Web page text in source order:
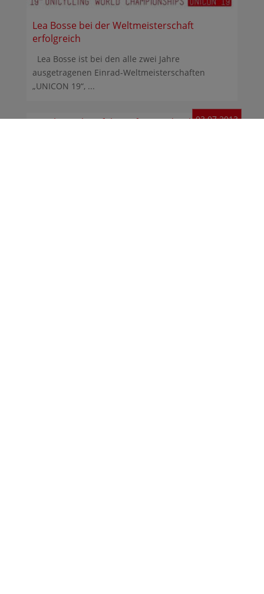
Lea Bosse bei der Weltmeisterschaft
erfolgreich
Lea Bosse ist bei den alle zwei Jahre
ausgetragenen Einrad-Weltmeisterschaften
„UNICON 19“, ...
Wettbewerbserfolg: Gefangen durch03.07.2013